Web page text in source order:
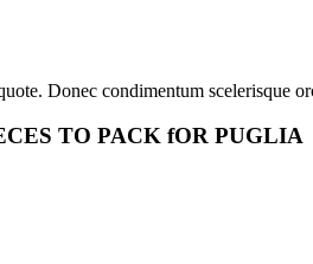
Donec condimentum scelerisque
TO PACK fOR PUGLIA